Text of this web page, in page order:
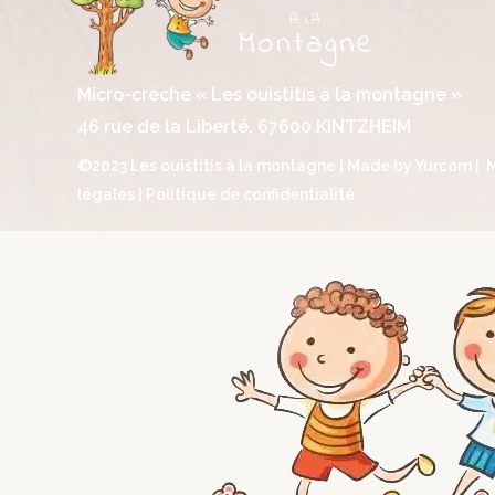
Micro-crèche « Les ouistitis à la montagne »
46 rue de la Liberté, 67600 KINTZHEIM
©2023 Les ouistitis à la montagne | Made by Yurcom
légales
Politique de confidentialité